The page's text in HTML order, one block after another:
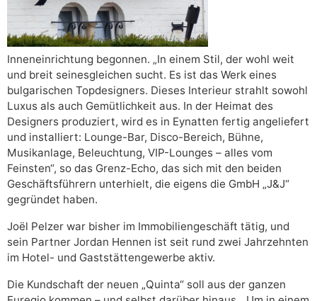
Inneneinrichtung begonnen. „In einem Stil, der wohl weit
und breit seinesgleichen sucht. Es ist das Werk eines
bulgarischen Topdesigners. Dieses Interieur strahlt sowohl
Luxus als auch Gemütlichkeit aus. In der Heimat des
Designers produziert, wird es in Eynatten fertig angeliefert
und installiert: Lounge-Bar, Disco-Bereich, Bühne,
Musikanlage, Beleuchtung, VIP-Lounges – alles vom
Feinsten“, so das Grenz-Echo, das sich mit den beiden
Geschäftsführern unterhielt, die eigens die GmbH „J&J“
gegründet haben.
Joël Pelzer war bisher im Immobiliengeschäft tätig, und
sein Partner Jordan Hennen ist seit rund zwei Jahrzehnten
im Hotel- und Gaststättengewerbe aktiv.
Die Kundschaft der neuen „Quinta“ soll aus der ganzen